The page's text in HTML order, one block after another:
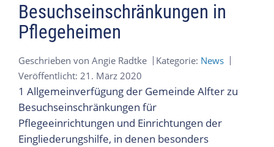
Besuchseinschränkungen in
Pflegeheimen
Geschrieben von Angie Radtke Kategorie: News
Veröffentlicht: 21. März 2020
1 Allgemeinverfügung der Gemeinde Alfter zu
Besuchseinschränkungen für
Pflegeeinrichtungen und Einrichtungen der
Eingliederungshilfe, in denen besonders